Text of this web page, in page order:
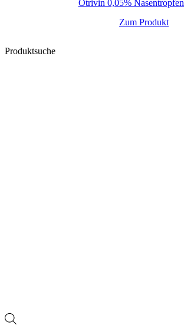
Otrivin 0,05% Nasentropfen
Zum Produkt
Produktsuche